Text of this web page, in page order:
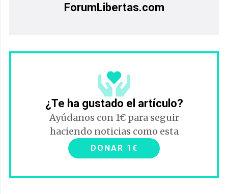
ForumLibertas.com
¿Te ha gustado el artículo?
Ayúdanos con 1€ para seguir
haciendo noticias como esta
DONAR 1€